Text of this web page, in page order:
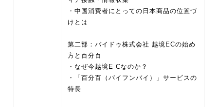
・中国消費者にとっての日本商品の位置づ
けとは
第二部：バイドゥ株式会社 越境ECの始め
方と百分百
・なぜ今越境E Cなのか？
・「百分百（バイフンバイ）」サービスの
特長